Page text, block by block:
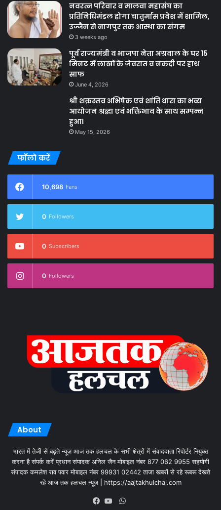
नवरत्न परिवार व मालवा महासंघ का
प्रतिनिधिमंडल होगा चातुर्मास प्रवेश में शामिल,
उज्जैन से नागपुर तक आस्था का संगम
3 weeks ago
पूर्व राज्यमंत्री व भाजपा नेता अग्रवाल के घर 15
मिनट में लाखों के जेवरात व नकदी पर हाथ
साफ
June 4, 2026
श्री शक्रस्तव अभिषेक एवं शांति धारा का भव्य
आयोजन श्रद्धा एवं भक्तिभाव के साथ सम्पन्न
हुआ।
May 15, 2026
फॉलो करें
10,698 Fans
0 Followers
0 Subscribers
0 Followers
About
भारत में तेजी से बढ़ते न्यूज़ आज तक हलचल के सभी क्षेत्रों में संवाददाता रिपोर्टर नियुक्त
करना है संपर्क करें प्रधान संपादक अनिल जैन मोबाइल नंबर 877 062 9955 सहयोगी
संपादक कमलेश राव पवार मोबाइल नंबर 99931 02442 ताजा खबरों से रहे रूबरू देखते
रहे आज तक हलचल न्यूज़ | https://aajtakhulchal.com